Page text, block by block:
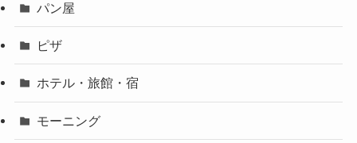
パン屋
ピザ
ホテル・旅館・宿
モーニング